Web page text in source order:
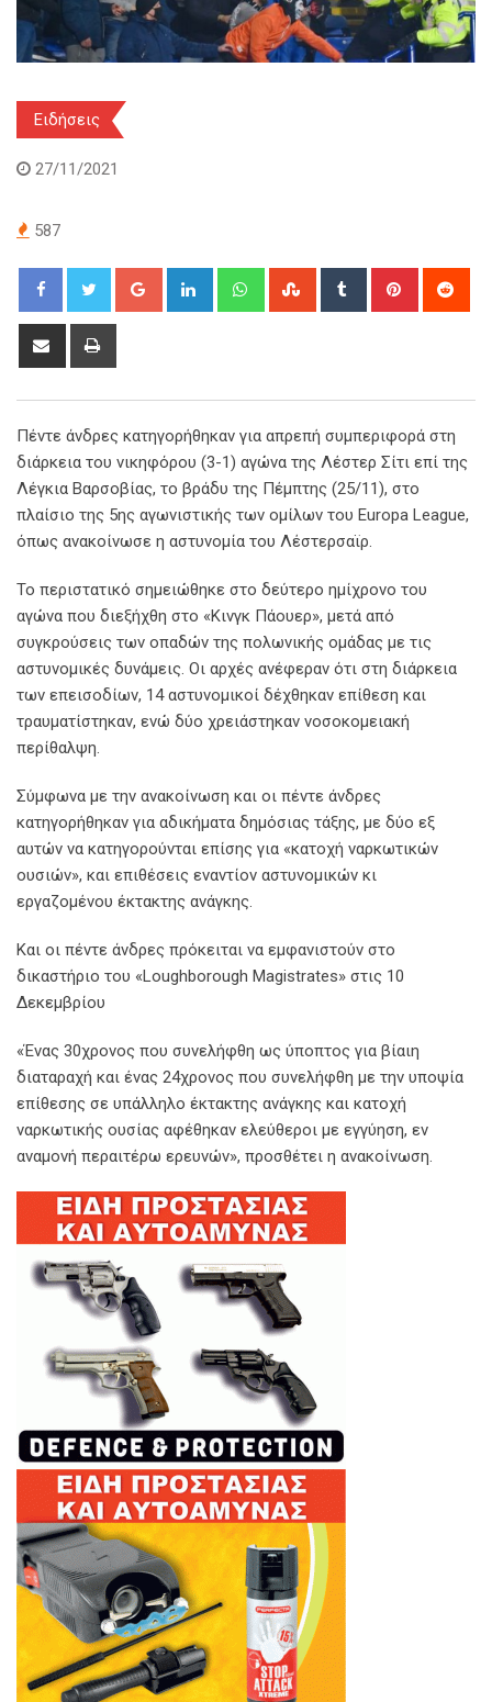
Ειδήσεις
27/11/2021
587
Google+ LinkedIn WhatsappStumbleUpon
Tumblr Pinterest
Share
Πέντε άνδρες κατηγορήθηκαν για απρεπή συμπεριφορά στη
διάρκεια του νικηφόρου (3-1) αγώνα της Λέστερ Σίτι επί της
Λέγκια Βαρσοβίας, το βράδυ της Πέμπτης (25/11), στο
πλαίσιο της 5ης αγωνιστικής των ομίλων του Europa League,
όπως ανακοίνωσε η αστυνομία του Λέστερσαϊρ.
Το περιστατικό σημειώθηκε στο δεύτερο ημίχρονο του
αγώνα που διεξήχθη στο «Κινγκ Πάουερ», μετά από
συγκρούσεις των οπαδών της πολωνικής ομάδας με τις
αστυνομικές δυνάμεις. Οι αρχές ανέφεραν ότι στη διάρκεια
των επεισοδίων, 14 αστυνομικοί δέχθηκαν επίθεση και
τραυματίστηκαν, ενώ δύο χρειάστηκαν νοσοκομειακή
περίθαλψη.
Σύμφωνα με την ανακοίνωση και οι πέντε άνδρες
κατηγορήθηκαν για αδικήματα δημόσιας τάξης, με δύο εξ
αυτών να κατηγορούνται επίσης για «κατοχή ναρκωτικών
ουσιών», και επιθέσεις εναντίον αστυνομικών κι
εργαζομένου έκτακτης ανάγκης.
Και οι πέντε άνδρες πρόκειται να εμφανιστούν στο
δικαστήριο του «Loughborough Magistrates» στις 10
Δεκεμβρίου
«Ένας 30χρονος που συνελήφθη ως ύποπτος για βίαιη
διαταραχή και ένας 24χρονος που συνελήφθη με την υποψία
επίθεσης σε υπάλληλο έκτακτης ανάγκης και κατοχή
ναρκωτικής ουσίας αφέθηκαν ελεύθεροι με εγγύηση, εν
αναμονή περαιτέρω ερευνών», προσθέτει η ανακοίνωση.